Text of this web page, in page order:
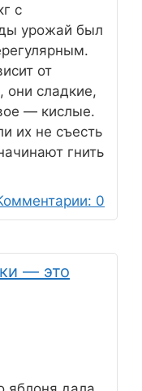
с
урожай был
от
они сладкие,
— кислые.
их не съесть
гнить
0
— это